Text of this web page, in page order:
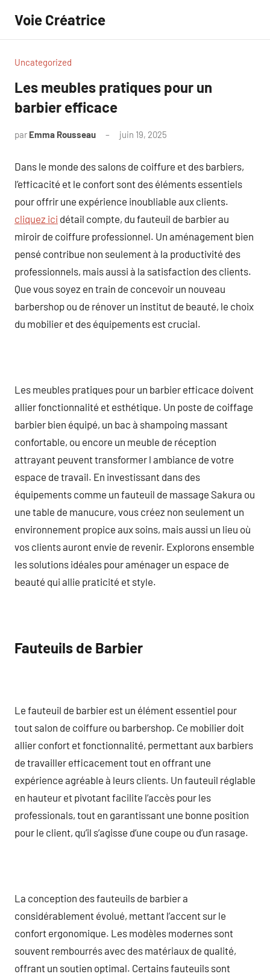
contenu
Voie Créatrice
Uncategorized
Les meubles pratiques pour un
barbier efficace
par Emma Rousseau juin 19, 2025
Dans le monde des salons de coiffure et des barbiers,
l’efficacité et le confort sont des éléments essentiels
pour offrir une expérience inoubliable aux clients.
cliquez ici détail compte, du fauteuil de barbier au
miroir de coiffure professionnel. Un aménagement bien
pensé contribue non seulement à la productivité des
professionnels, mais aussi à la satisfaction des clients.
Que vous soyez en train de concevoir un nouveau
barbershop ou de rénover un institut de beauté, le choix
du mobilier et des équipements est crucial.
Les meubles pratiques pour un barbier efficace doivent
allier fonctionnalité et esthétique. Un poste de coiffage
barbier bien équipé, un bac à shampoing massant
confortable, ou encore un meuble de réception
attrayant peuvent transformer l ambiance de votre
espace de travail. En investissant dans des
équipements comme un fauteuil de massage Sakura ou
une table de manucure, vous créez non seulement un
environnement propice aux soins, mais aussi un lieu où
vos clients auront envie de revenir. Explorons ensemble
les solutions idéales pour aménager un espace de
beauté qui allie praticité et style.
Fauteuils de Barbier
Le fauteuil de barbier est un élément essentiel pour
tout salon de coiffure ou barbershop. Ce mobilier doit
allier confort et fonctionnalité, permettant aux barbiers
de travailler efficacement tout en offrant une
expérience agréable à leurs clients. Un fauteuil réglable
en hauteur et pivotant facilite l’accès pour les
professionals, tout en garantissant une bonne position
pour le client, qu’il s’agisse d’une coupe ou d’un rasage.
La conception des fauteuils de barbier a
considérablement évolué, mettant l’accent sur le
confort ergonomique. Les modèles modernes sont
souvent rembourrés avec des matériaux de qualité,
offrant un soutien optimal. Certains fauteuils sont